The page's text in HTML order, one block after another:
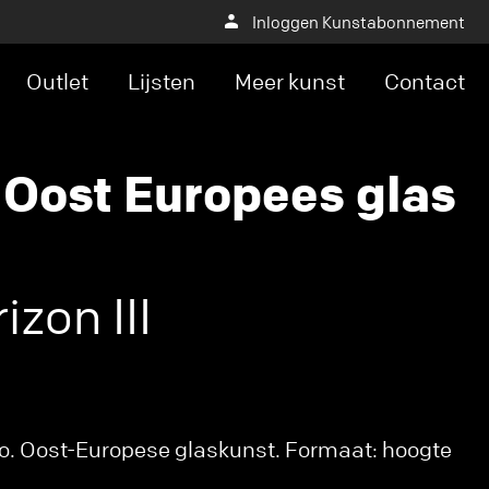
Inloggen Kunstabonnement
Outlet Lijsten Meer kunst Contact
Europees glas
III
Oost-Europese glaskunst. Formaat: hoogte